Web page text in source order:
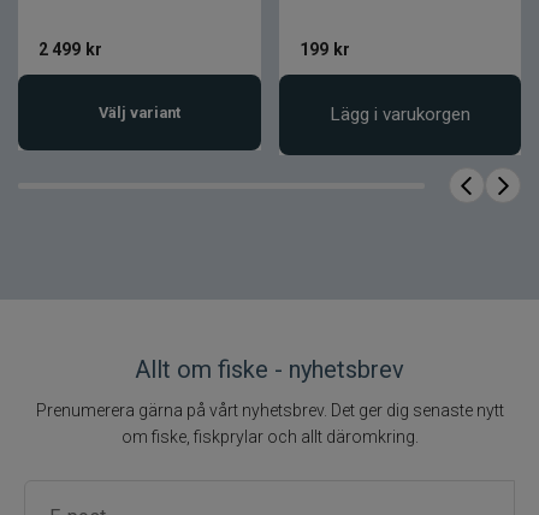
Low Float
2 499 kr
Välj variant
199 kr
Lägg i varukorgen
Allt om fiske - nyhetsbrev
Prenumerera gärna på vårt nyhetsbrev. Det ger dig senaste nytt
om fiske, fiskprylar och allt däromkring.